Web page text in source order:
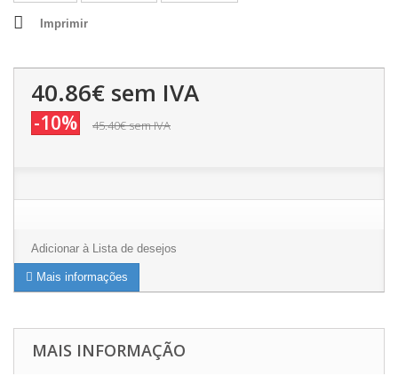
Imprimir
40.86€ sem IVA
-10% 45.40€sem IVA
Adicionar à Lista de desejos
Mais informações
MAIS INFORMAÇÃO